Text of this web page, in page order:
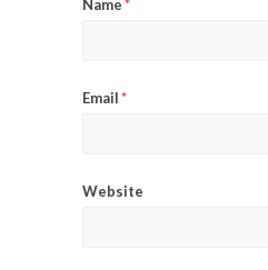
Name*
Email*
Website